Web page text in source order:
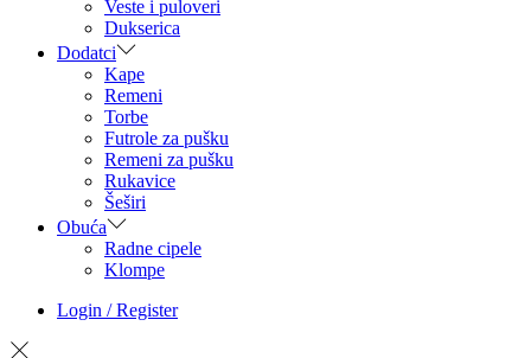
Veste i puloveri
Dukserica
Dodatci
Kape
Remeni
Torbe
Futrole za pušku
Remeni za pušku
Rukavice
Šeširi
Obuća
Radne cipele
Klompe
Login / Register